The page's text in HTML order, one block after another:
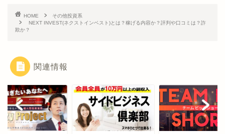
HOME
その他投資系
NEXT INVEST(ネクストインベスト)とは？稼げる内容か？評判や口コミは？詐
欺か？
関連情報